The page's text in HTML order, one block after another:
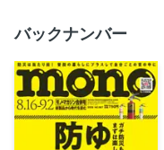
モノ進化論
monoの大捜査線②
アスファルトの奇想
インフォメーション
バックナンバー